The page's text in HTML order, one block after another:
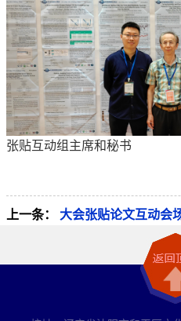
张贴互动组主席和秘书
上一条： 大会张贴论文互动会